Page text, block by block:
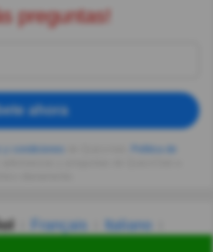
preguntas!
ahora
Français
Italiano